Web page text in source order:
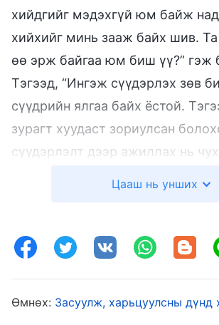
хийдгийг мэдэхгүй юм байж
хийхийг минь зааж байх шив. Та
өө эрж байгаа юм биш үү?” гэж
Тэгээд, “Ингэж сүүдэрлэх зөв
сүүдрийн ялгаа байх ёстой.
зурагт хуудаст зориулсан
сүүдэрлэлт дээр ажиллах нь
тэдэнд явуулсан. Гайхмаар нь
Тэгж хэлэхээр нь би
Цааш нь унших
Өмнөх: Засуулж, харьцуулсны дүнд